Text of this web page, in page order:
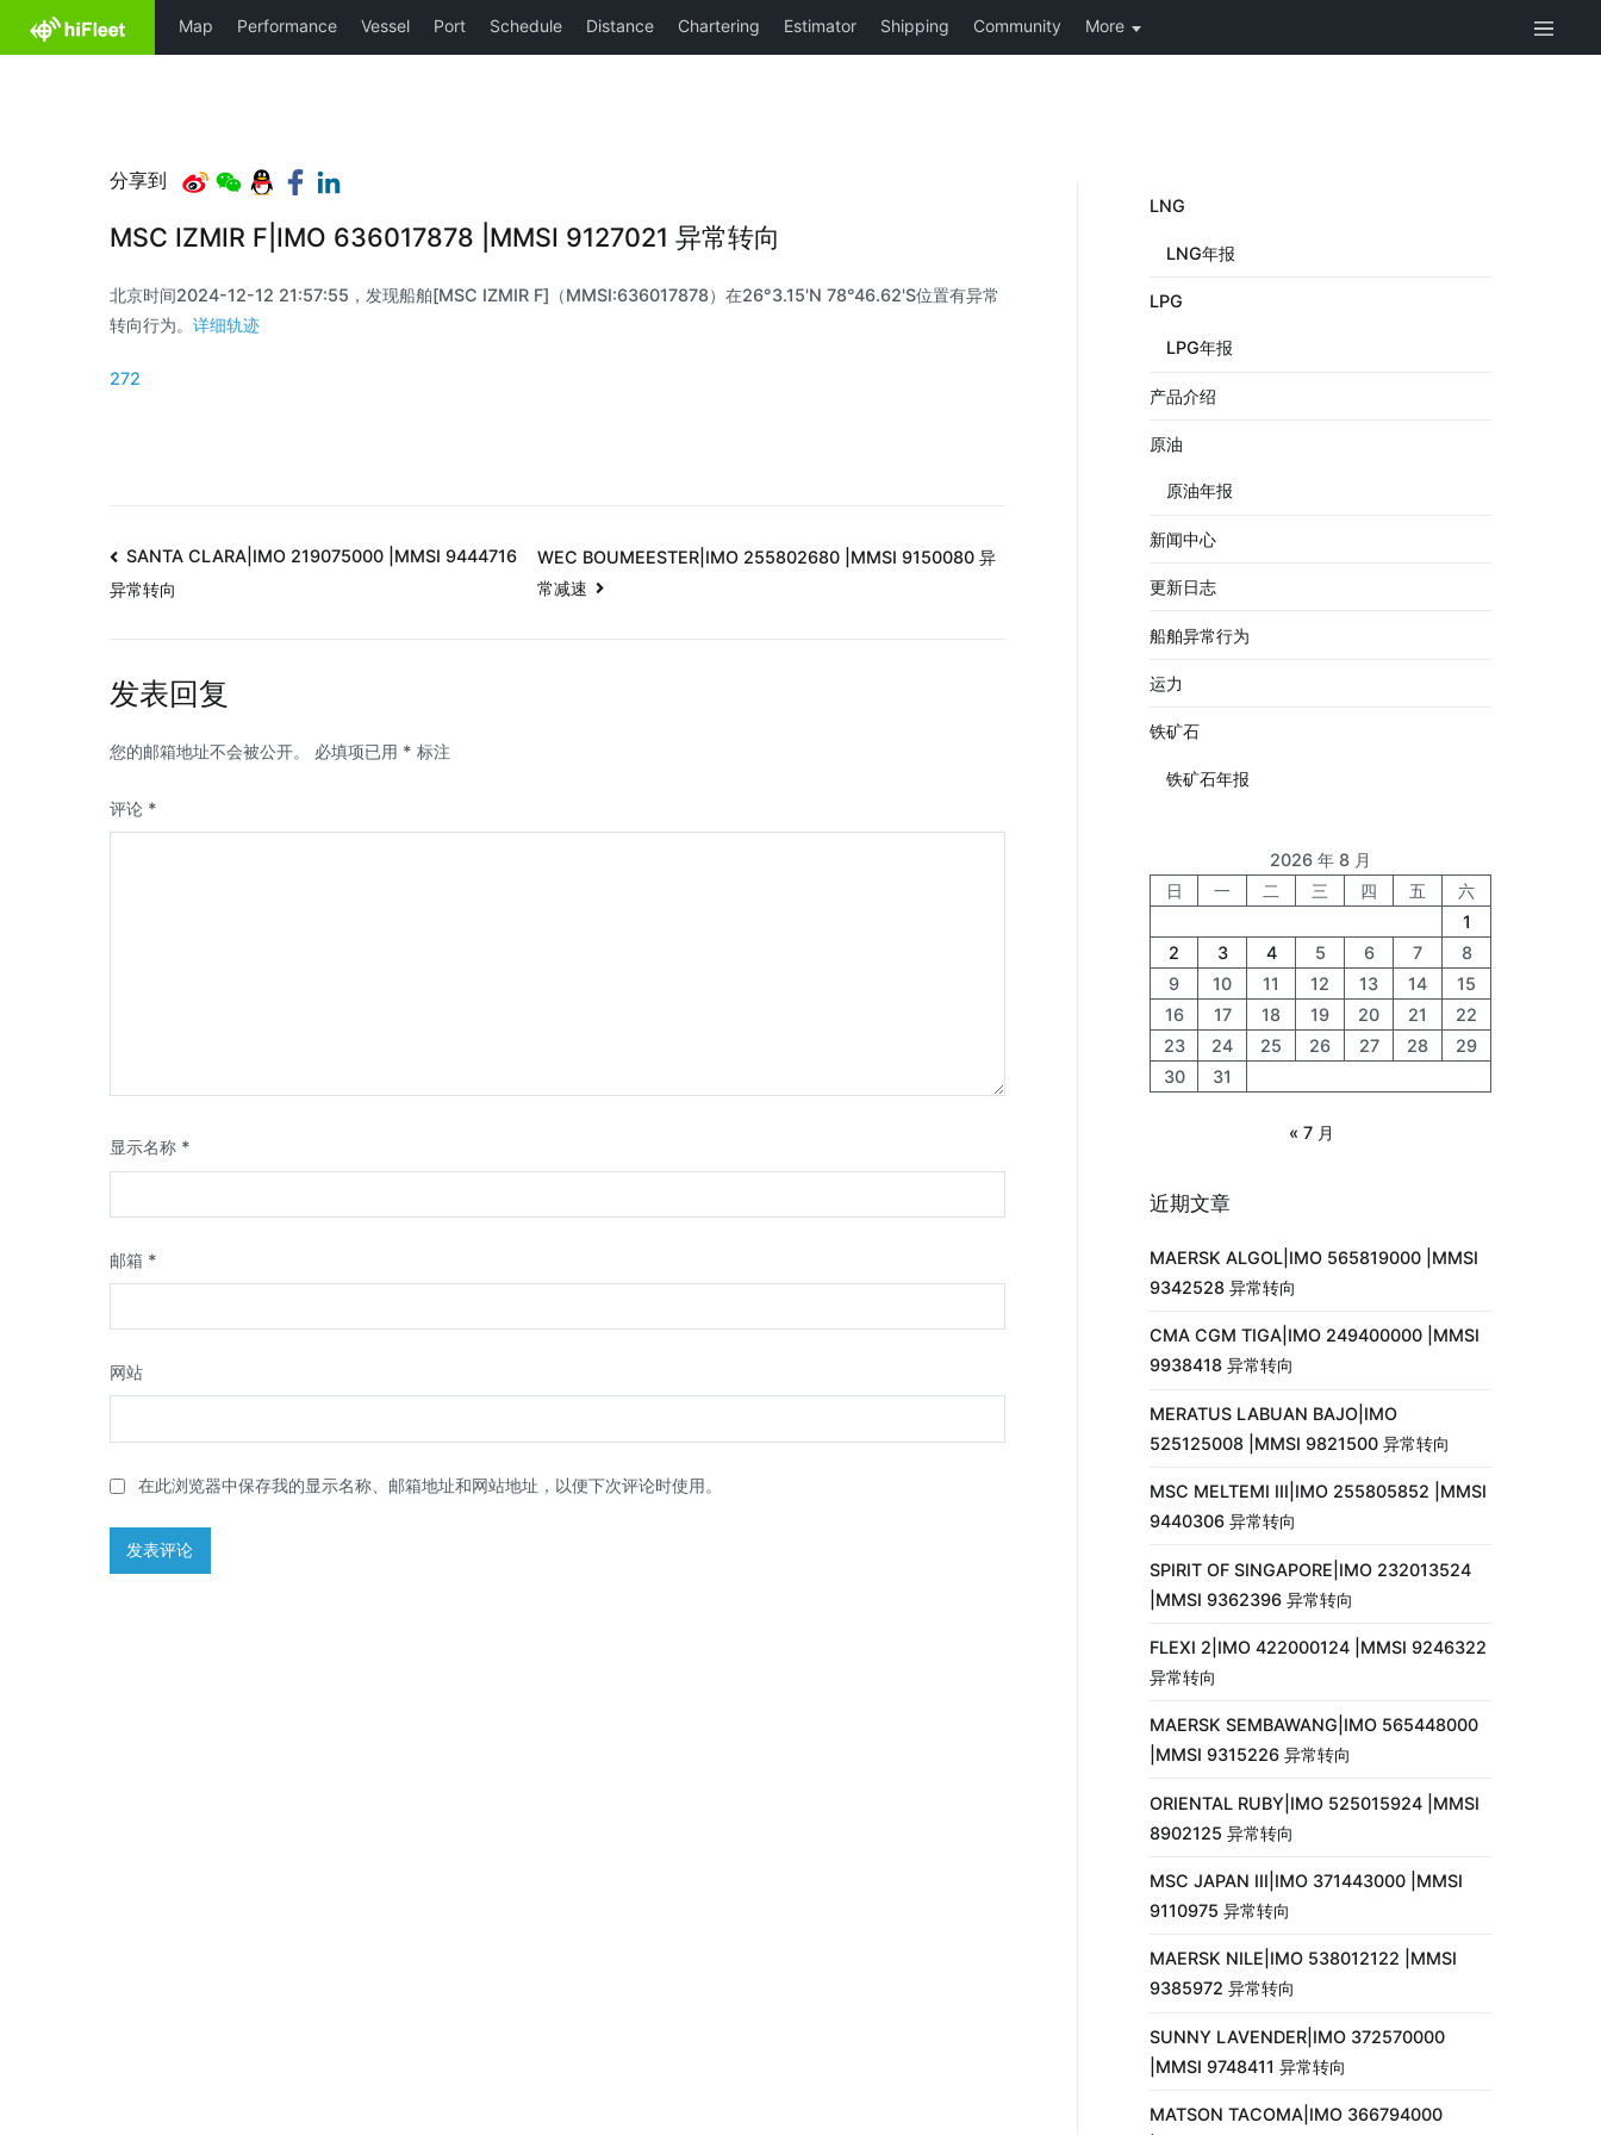
分享到
MSC IZMIR F|IMO 636017878 |MMSI 9127021 异常转向
北京时间2024-12-12 21:57:55，发现船舶[MSC IZMIR F]（MMSI:636017878）在26°3.15'N 78°46.62'S位置有异常
转向行为。 详细轨迹
272
SANTA CLARA|IMO 219075000 |MMSI 9444716
异常转向
WEC BOUMEESTER|IMO 255802680 |MMSI 9150080 异
常减速
发表回复
您的邮箱地址不会被公开。 必填项已用 * 标注
评论 *
显示名称 *
邮箱 *
网站
在此浏览器中保存我的显示名称、邮箱地址和网站地址，以便下次评论时使用。
LNG
LNG年报
LPG
LPG年报
产品介绍
原油
原油年报
新闻中心
更新日志
船舶异常行为
运力
铁矿石
铁矿石年报
2026 年 8 月
日
一 二 三 四 五
六
1
2
3 4 5 6 7
8
9
10 11 12 13 14
15
16
17 18 19 20 21
22
23
24 25 26 27 28
29
30
31
« 7 月
近期文章
MAERSK ALGOL|IMO 565819000 |MMSI
9342528 异常转向
CMA CGM TIGA|IMO 249400000 |MMSI
9938418 异常转向
MERATUS LABUAN BAJO|IMO
525125008 |MMSI 9821500 异常转向
MSC MELTEMI III|IMO 255805852 |MMSI
9440306 异常转向
SPIRIT OF SINGAPORE|IMO 232013524
|MMSI 9362396 异常转向
FLEXI 2|IMO 422000124 |MMSI 9246322
异常转向
MAERSK SEMBAWANG|IMO 565448000
|MMSI 9315226 异常转向
ORIENTAL RUBY|IMO 525015924 |MMSI
8902125 异常转向
MSC JAPAN III|IMO 371443000 |MMSI
9110975 异常转向
MAERSK NILE|IMO 538012122 |MMSI
9385972 异常转向
SUNNY LAVENDER|IMO 372570000
|MMSI 9748411 异常转向
MATSON TACOMA|IMO 366794000